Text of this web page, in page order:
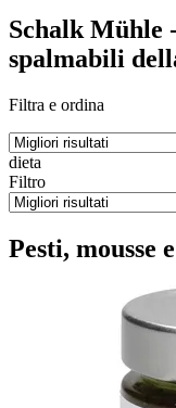
Schalk Mühle
spalmabili
Filtra e ordina
dieta
Filtro
Pesti, mousse